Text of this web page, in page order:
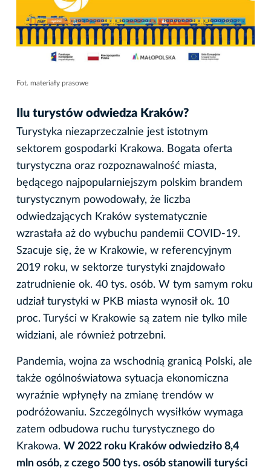
Fot. materiały prasowe
Ilu turystów odwiedza Kraków?
Turystyka niezaprzeczalnie jest istotnym
sektorem gospodarki Krakowa. Bogata oferta
turystyczna oraz rozpoznawalność miasta,
będącego najpopularniejszym polskim brandem
turystycznym powodowały, że liczba
odwiedzających Kraków systematycznie
wzrastała aż do wybuchu pandemii COVID-19.
Szacuje się, że w Krakowie, w referencyjnym
2019 roku, w sektorze turystyki znajdowało
zatrudnienie ok. 40 tys. osób. W tym samym roku
udział turystyki w PKB miasta wynosił ok. 10
proc. Turyści w Krakowie są zatem nie tylko mile
widziani, ale również potrzebni.
Pandemia, wojna za wschodnią granicą Polski, ale
także ogólnoświatowa sytuacja ekonomiczna
wyraźnie wpłynęły na zmianę trendów w
podróżowaniu. Szczególnych wysiłków wymaga
zatem odbudowa ruchu turystycznego do
Krakowa. W 2022 roku Kraków odwiedziło 8,4
mln osób, z czego 500 tys. osób stanowili turyści